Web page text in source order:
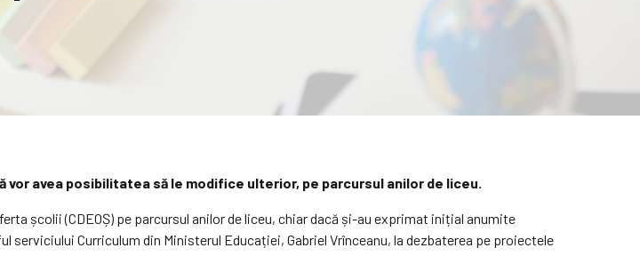
vor avea posibilitatea să le modifice ulterior, pe parcursul anilor de liceu.
școlii (CDEOȘ) pe parcursul anilor de liceu, chiar dacă și-au exprimat inițial anumite
Curriculum din Ministerul Educației, Gabriel Vrînceanu, la dezbaterea pe proiectele